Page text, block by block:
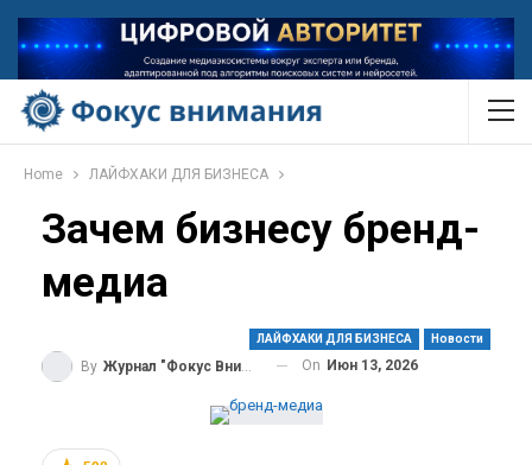
Home ЛАЙФХАКИ ДЛЯ БИЗНЕСА
Зачем бизнесу бренд-
медиа
ЛАЙФХАКИ ДЛЯ БИЗНЕСА Новости
By Журнал "Фокус Внимания" On Июн 13, 2026